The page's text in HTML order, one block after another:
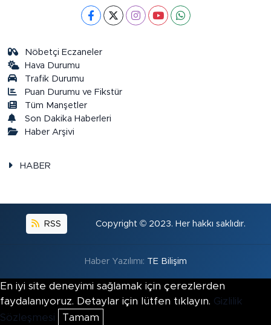
Nöbetçi Eczaneler
Hava Durumu
Trafik Durumu
Puan Durumu ve Fikstür
Tüm Manşetler
Son Dakika Haberleri
Haber Arşivi
HABER
RSS Copyright © 2023. Her hakkı saklıdır.
Haber Yazılımı: TE Bilişim
En iyi site deneyimi sağlamak için çerezlerden
faydalanıyoruz. Detaylar için lütfen tıklayın. Gizlilik
Sözleşmesi
Tamam